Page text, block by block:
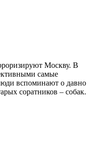
Москву. В
самые
вспоминают о давно
соратников – собак.